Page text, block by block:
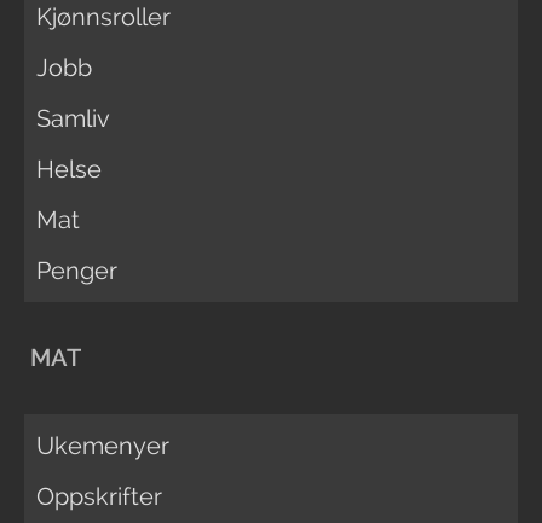
Kjønnsroller
Jobb
Samliv
Helse
Mat
Penger
MAT
Ukemenyer
Oppskrifter